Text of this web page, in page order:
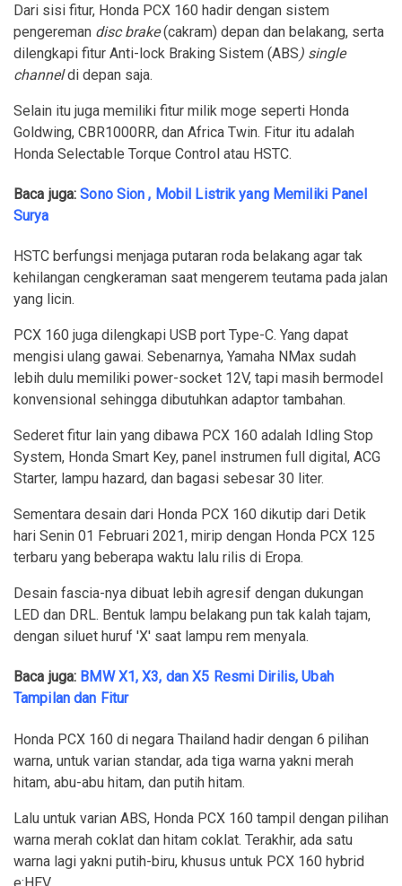
Dari sisi fitur, Honda PCX 160 hadir dengan sistem
pengereman disc brake(cakram) depan dan belakang, serta
dilengkapi fitur Anti-lock Braking Sistem (ABS ) single
channeldi depan saja.
Selain itu juga memiliki fitur milik moge seperti Honda
Goldwing, CBR1000RR, dan Africa Twin. Fitur itu adalah
Honda Selectable Torque Control atau HSTC.
Baca juga:Sono Sion , Mobil Listrik yang Memiliki Panel
Surya
HSTC berfungsi menjaga putaran roda belakang agar tak
kehilangan cengkeraman saat mengerem teutama pada jalan
yang licin.
PCX 160 juga dilengkapi USB port Type-C. Yang dapat
mengisi ulang gawai. Sebenarnya, Yamaha NMax sudah
lebih dulu memiliki power-socket 12V, tapi masih bermodel
konvensional sehingga dibutuhkan adaptor tambahan.
Sederet fitur lain yang dibawa PCX 160 adalah Idling Stop
System, Honda Smart Key, panel instrumen full digital, ACG
Starter, lampu hazard, dan bagasi sebesar 30 liter.
Sementara desain dari Honda PCX 160 dikutip dari Detik
hari Senin 01 Februari 2021, mirip dengan Honda PCX 125
terbaru yang beberapa waktu lalu rilis di Eropa.
Desain fascia-nya dibuat lebih agresif dengan dukungan
LED dan DRL. Bentuk lampu belakang pun tak kalah tajam,
dengan siluet huruf 'X' saat lampu rem menyala.
Baca juga: BMW X1, X3, dan X5 Resmi Dirilis, Ubah
Tampilan dan Fitur
Honda PCX 160 di negara Thailand hadir dengan 6 pilihan
warna, untuk varian standar, ada tiga warna yakni merah
hitam, abu-abu hitam, dan putih hitam.
Lalu untuk varian ABS, Honda PCX 160 tampil dengan pilihan
warna merah coklat dan hitam coklat. Terakhir, ada satu
warna lagi yakni putih-biru, khusus untuk PCX 160 hybrid
e:HEV.